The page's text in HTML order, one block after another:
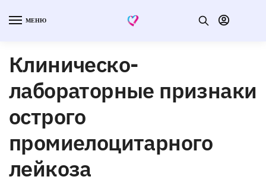
МЕНЮ
Клиническо-
лабораторные признаки
острого
промиелоцитарного
лейкоза